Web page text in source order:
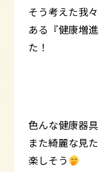
そう考えた我
ある『健康増
た！
色んな健康器
また綺麗な見
楽しそう